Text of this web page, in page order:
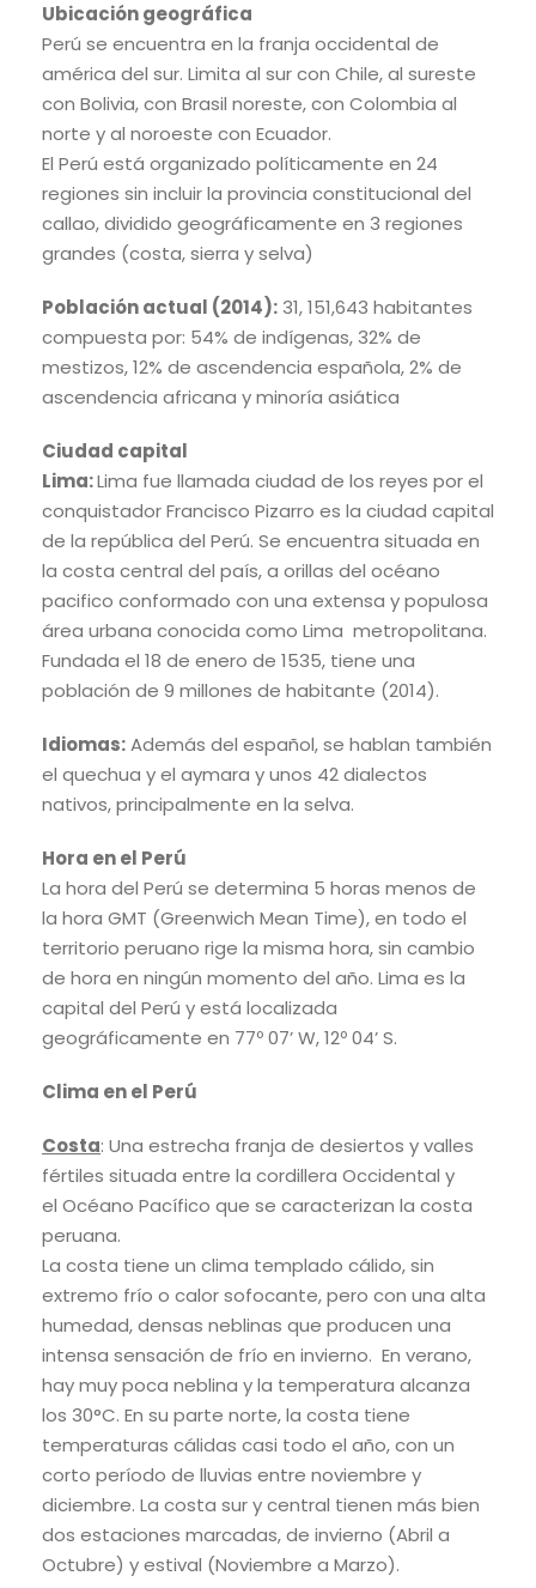
Ubicación geográfica
Perú se encuentra en la franja occidental de
américa del sur. Limita al sur con Chile, al sureste
con Bolivia, con Brasil noreste, con Colombia al
norte y al noroeste con Ecuador.
El Perú está organizado políticamente en 24
regiones sin incluir la provincia constitucional del
callao, dividido geográficamente en 3 regiones
grandes (costa, sierra y selva)
Población actual (2014): 31, 151,643 habitantes
compuesta por: 54% de indígenas, 32% de
mestizos, 12% de ascendencia española, 2% de
ascendencia africana y minoría asiática
Ciudad capital
Lima:Lima fue llamada ciudad de los reyes por el
conquistador Francisco Pizarro es la ciudad capital
de la república del Perú. Se encuentra situada en
la costa central del país, a orillas del océano
pacifico conformado con una extensa y populosa
área urbana conocida como Lima metropolitana.
Fundada el 18 de enero de 1535, tiene una
población de 9 millones de habitante (2014).
Idiomas:Además del español, se hablan también
el quechua y el aymara y unos 42 dialectos
nativos, principalmente en la selva.
Hora en el Perú
La hora del Perú se determina 5 horas menos de
la hora GMT (Greenwich Mean Time), en todo el
territorio peruano rige la misma hora, sin cambio
de hora en ningún momento del año. Lima es la
capital del Perú y está localizada
geográficamente en 77º 07’ W, 12º 04’ S.
Clima en el Perú
Costa: Una estrecha franja de desiertos y valles
fértiles situada entre la cordillera Occidental y
el Océano Pacífico que se caracterizan la costa
peruana.
La costa tiene un clima templado cálido, sin
extremo frío o calor sofocante, pero con una alta
humedad, densas neblinas que producen una
intensa sensación de frío en invierno. En verano,
hay muy poca neblina y la temperatura alcanza
los 30°C. En su parte norte, la costa tiene
temperaturas cálidas casi todo el año, con un
corto período de lluvias entre noviembre y
diciembre. La costa sur y central tienen más bien
dos estaciones marcadas, de invierno (Abril a
Octubre) y estival (Noviembre a Marzo).